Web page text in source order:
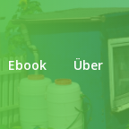
Ebook Über